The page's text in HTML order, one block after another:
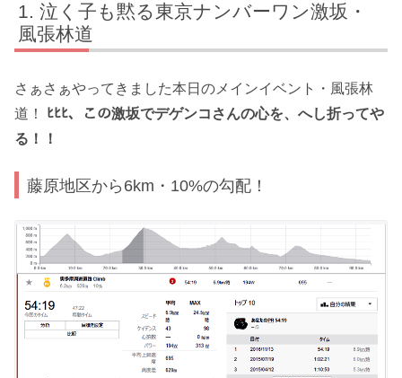
泣く子も黙る東京ナンバーワン激坂・
風張林道
さぁさぁやってきました本日のメインイベント・風張林
道！ ﾋﾋﾋ、この激坂でデゲンコさんの心を、へし折ってや
る！！
藤原地区から6km・10%の勾配！